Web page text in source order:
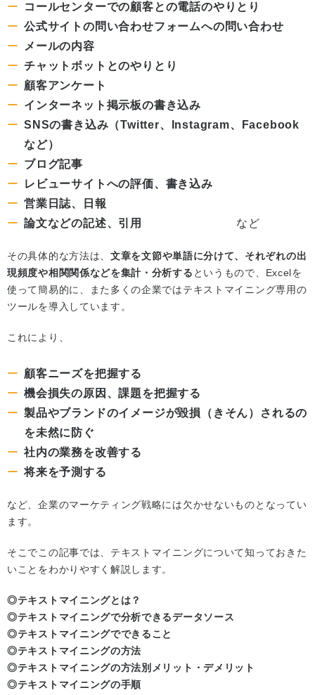
コールセンターでの顧客との電話のやりとり
公式サイトの問い合わせフォームへの問い合わせ
メールの内容
チャットボットとのやりとり
顧客アンケート
インターネット掲示板の書き込み
SNSの書き込み（Twitter、Instagram、Facebook
など）
ブログ記事
レビューサイトへの評価、書き込み
営業日誌、日報
論文などの記述、引用
など
その具体的な方法は、 文章を文節や単語に分けて、それぞれの出
現頻度や相関関係などを集計・分析する というもので、Excelを
使って簡易的に、また多くの企業ではテキストマイニング専用の
ツールを導入しています。
これにより、
顧客ニーズを把握する
機会損失の原因、課題を把握する
製品やブランドのイメージが毀損（きそん）されるの
を未然に防ぐ
社内の業務を改善する
将来を予測する
など、企業のマーケティング戦略には欠かせないものとなってい
ます。
そこでこの記事では、テキストマイニングについて知っておきた
いことをわかりやすく解説します。
◎テキストマイニングとは？
◎テキストマイニングで分析できるデータソース
◎テキストマイニングでできること
◎テキストマイニングの方法
◎テキストマイニングの方法別メリット・デメリット
◎テキストマイニングの手順